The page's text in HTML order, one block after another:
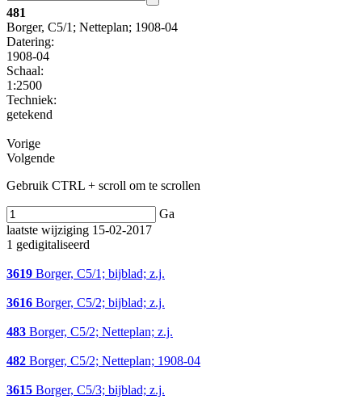
481
Borger, C5/1; Netteplan; 1908-04
Datering:
1908-04
Schaal:
1:2500
Techniek:
getekend
Vorige
Volgende
Gebruik CTRL + scroll om te scrollen
Ga
laatste wijziging 15-02-2017
1 gedigitaliseerd
3619 Borger, C5/1; bijblad; z.j.
3616 Borger, C5/2; bijblad; z.j.
483 Borger, C5/2; Netteplan; z.j.
482 Borger, C5/2; Netteplan; 1908-04
3615 Borger, C5/3; bijblad; z.j.